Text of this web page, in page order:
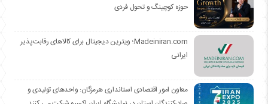
حوزه کوچینگ و تحول فردی
Madeiniran.com؛ ویترین دیجیتال برای کالاهای رقابت‌پذیر
ایرانی
معاون امور اقتصادی استانداری هرمزگان: واحدهای تولیدی و